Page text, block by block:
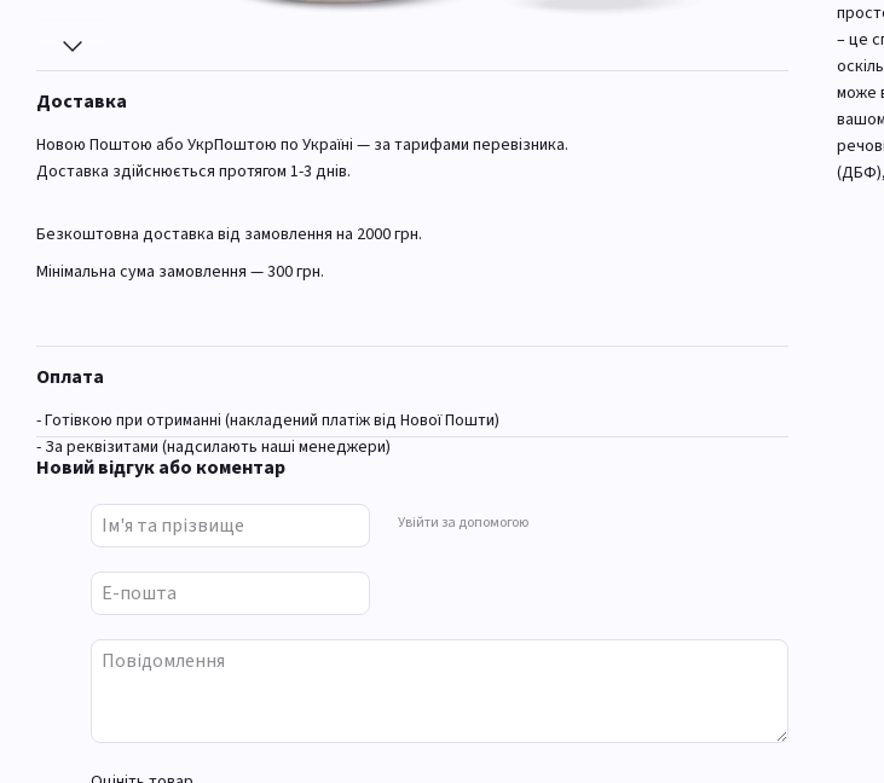
Доставка
Новою Поштою або УкрПоштою по Україні — за тарифами перевізника.
Доставка здійснюється протягом 1-3 днів.
Безкоштовна доставка від замовлення на 2000 грн.
Мінімальна сума замовлення — 300 грн.
Оплата
- Готівкою при отриманні (накладений платіж від Нової Пошти)
- За реквізитами (надсилають наші менеджери)
Новий відгук або коментар
Увійти за допомогою
– це
може
(ДБФ),